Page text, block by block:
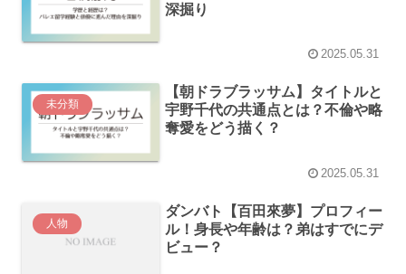
深掘り
2025.05.31
未分類
【朝ドラブラッサム】タイトルと
宇野千代の共通点とは？不倫や略
奪愛をどう描く？
2025.05.31
人物
ダンバト【百田來夢】プロフィー
ル！身長や年齢は？弟はすでにデ
ビュー？